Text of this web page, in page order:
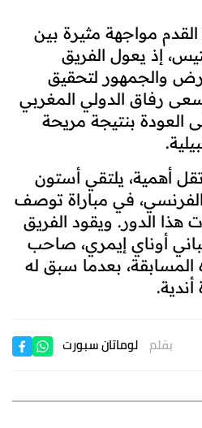
مواجهة مثيرة بين
إذ يعول الفريق
والجمهور لتحقيق
رفاق الدولي المغربي
العودة بنتيجة مريحة
أهمية، يلتقي أستون
الفرنسي، في مباراة توصف
هذا الدور. ويقود الفريق
أوناي إيمري، صاحب
المسابقة، بعدما سبق له
بقلم لوماتان سبورت